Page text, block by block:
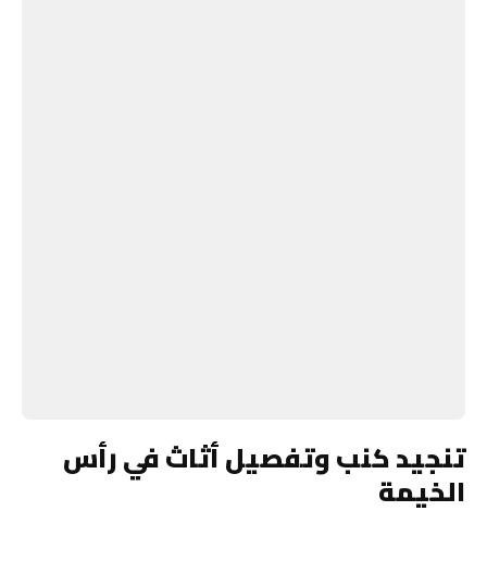
تنجيد كنب وتفصيل أثاث في رأس
الخيمة